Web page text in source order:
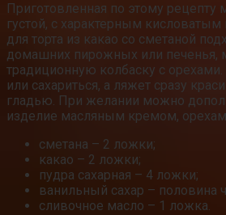
Приготовленная по этому ­рецепту
густой, с характерным кисловатым
для торта из какао со сметаной
домашних пирожных или печенья,
традиционную колбаску с орехами.
или сахариться, а ляжет сразу
гладью. При желании можно
изделие масляным кремом,
сметана – 2 ложки;
какао – 2 ложки;
пудра сахарная – 4 ложки;
ванильный сахар – половина
сливочное масло – 1 ложка.